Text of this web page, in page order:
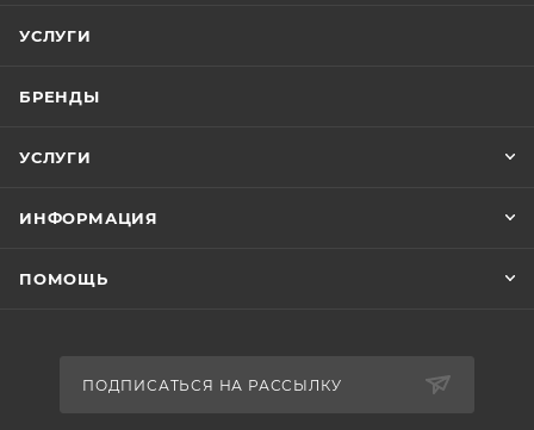
УСЛУГИ
БРЕНДЫ
УСЛУГИ
ИНФОРМАЦИЯ
ПОМОЩЬ
ПОДПИСАТЬСЯ НА РАССЫЛКУ